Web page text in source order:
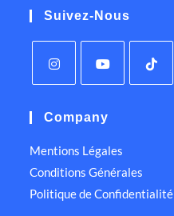
Suivez-Nous
Company
Mentions Légales
Conditions Générales
Politique de Confidentialité